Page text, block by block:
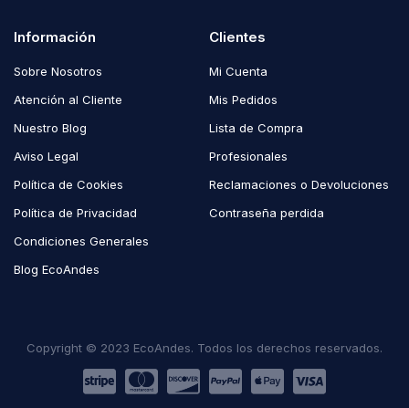
Información
Sobre Nosotros
Atención al Cliente
Nuestro Blog
Aviso Legal
Política de Cookies
Política de Privacidad
Condiciones Generales
Blog EcoAndes
Clientes
Mi Cuenta
Mis Pedidos
Lista de Compra
Profesionales
Reclamaciones o Devoluciones
Contraseña perdida
Copyright © 2023 EcoAndes. Todos los derechos reservados.